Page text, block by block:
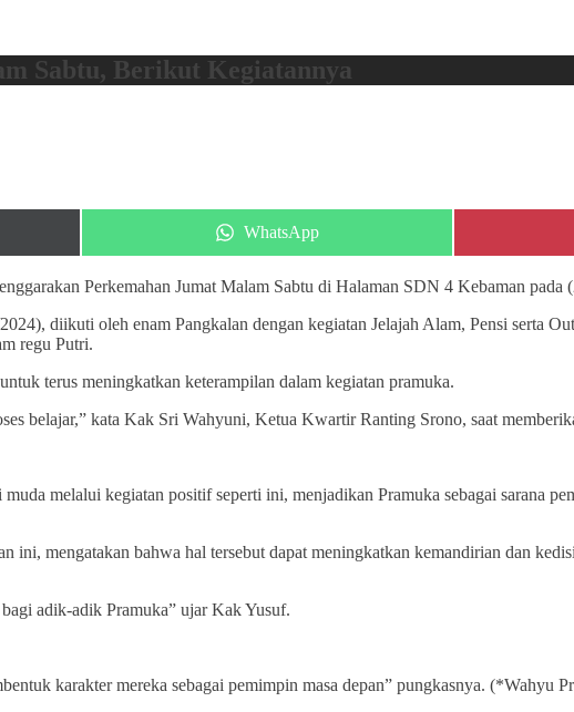
Sabtu, Berikut Kegiatannya
Share
WhatsApp
Perkemahan Jumat Malam Sabtu di Halaman SDN 4 Kebaman pada
diikuti oleh enam Pangkalan dengan kegiatan Jelajah Alam, Pensi serta
regu Putri.
terus meningkatkan keterampilan dalam kegiatan pramuka.
belajar,” kata Kak Sri Wahyuni, Ketua Kwartir Ranting Srono, saat
melalui kegiatan positif seperti ini, menjadikan Pramuka sebagai sarana
mengatakan bahwa hal tersebut dapat meningkatkan kemandirian dan
adik-adik Pramuka” ujar Kak Yusuf.
karakter mereka sebagai pemimpin masa depan” pungkasnya. (*Wahyu